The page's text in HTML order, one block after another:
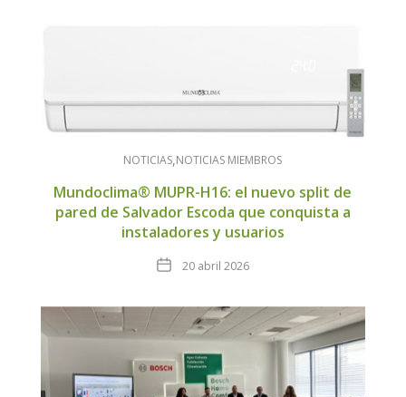
NOTICIAS NOTICIAS MIEMBROS
Mundoclima® MUPR-H16: el nuevo split de
pared de Salvador Escoda que conquista a
instaladores y usuarios
Fecha20 abril 2026